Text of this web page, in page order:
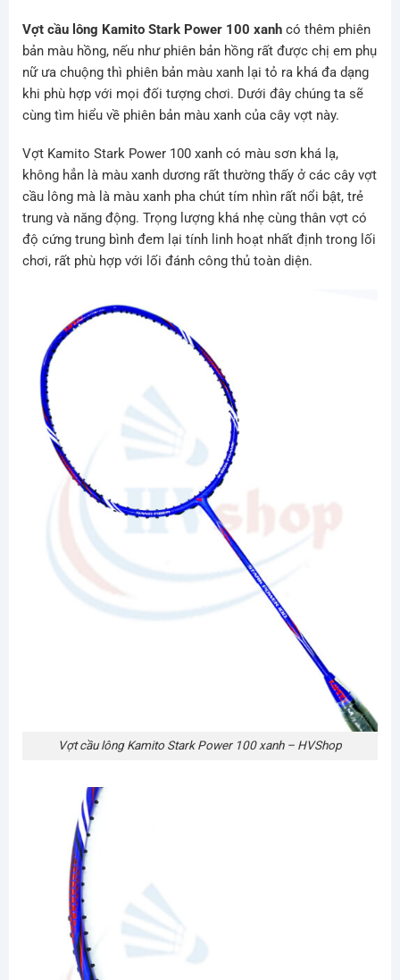
Vợt cầu lông Kamito Stark Power 100 xanhcó thêm phiên
bản màu hồng, nếu như phiên bản hồng rất được chị em phụ
nữ ưa chuộng thì phiên bản màu xanh lại tỏ ra khá đa dạng
khi phù hợp với mọi đối tượng chơi. Dưới đây chúng ta sẽ
cùng tìm hiểu về phiên bản màu xanh của cây vợt này.
Vợt Kamito Stark Power 100 xanh có màu sơn khá lạ,
không hẳn là màu xanh dương rất thường thấy ở các cây vợt
cầu lông mà là màu xanh pha chút tím nhìn rất nổi bật, trẻ
trung và năng động. Trọng lượng khá nhẹ cùng thân vợt có
độ cứng trung bình đem lại tính linh hoạt nhất định trong lối
chơi, rất phù hợp với lối đánh công thủ toàn diện.
Vợt cầu lông Kamito Stark Power 100 xanh – HVShop